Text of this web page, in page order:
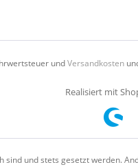
undVersandkosten
Realisiert mit
und stets gesetzt werden.